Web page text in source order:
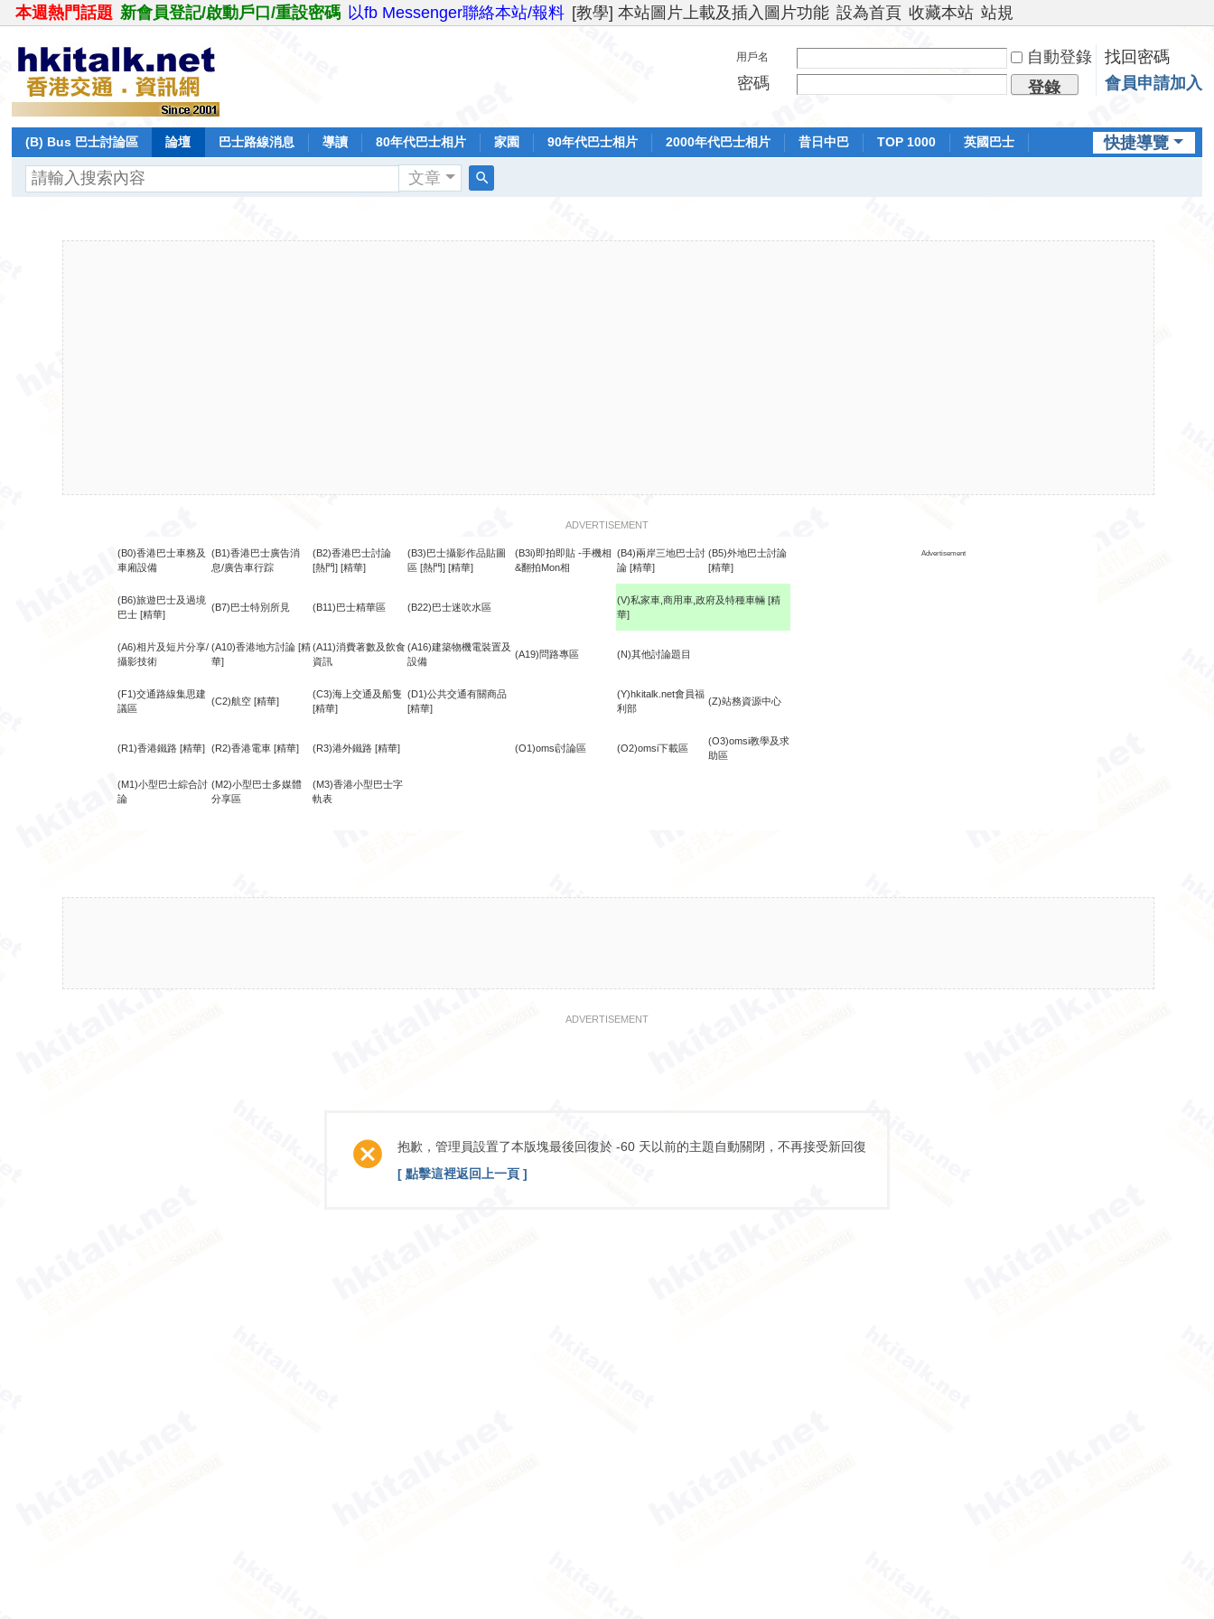
本週熱門話題 新會員登記/啟動戶口/重設密碼 以fb Messenger聯絡本站/報料 [教學] 本站圖片上載及插入圖片功能 設為首頁 收藏本站 站規
用戶名 自動登錄
找回密碼
密碼
登錄 會員申請加入
快捷導覽
(B) Bus 巴士討論區 論壇 巴士路線消息 導讀 80年代巴士相片 家園 90年代巴士相片 2000年代巴士相片 昔日中巴 TOP 1000
英國巴士
文章
ADVERTISEMENT
(B0)香港巴士車務及
車廂設備
(B1)香港巴士廣告消
息/廣告車行踪
(B2)香港巴士討論
[熱門] [精華]
(B3)巴士攝影作品貼圖
區 [熱門] [精華]
(B3i)即拍即貼 -手機相
&翻拍Mon相
(B4)兩岸三地巴士討
論 [精華]
(B5)外地巴士討論
[精華]
Advertisement
(B6)旅遊巴士及過境
巴士 [精華]
(B7)巴士特別所見 (B11)巴士精華區 (B22)巴士迷吹水區
(V)私家車,商用車,政府及特種車輛 [精
華]
(A6)相片及短片分享/
攝影技術
(A10)香港地方討論 [精
華]
(A11)消費著數及飲食
資訊
(A16)建築物機電裝置及
設備
(A19)問路專區 (N)其他討論題目
(F1)交通路線集思建
議區
(C2)航空 [精華]
(C3)海上交通及船隻
[精華]
(D1)公共交通有關商品
[精華]
(Y)hkitalk.net會員福
利部
(Z)站務資源中心
(R1)香港鐵路 [精華] (R2)香港電車 [精華] (R3)港外鐵路 [精華] (O1)omsi討論區 (O2)omsi下載區
(O3)omsi教學及求
助區
(M1)小型巴士綜合討
論
(M2)小型巴士多媒體
分享區
(M3)香港小型巴士字
軌表
ADVERTISEMENT
抱歉，管理員設置了本版塊最後回復於 -60 天以前的主題自動關閉，不再接受新回復
[ 點擊這裡返回上一頁 ]